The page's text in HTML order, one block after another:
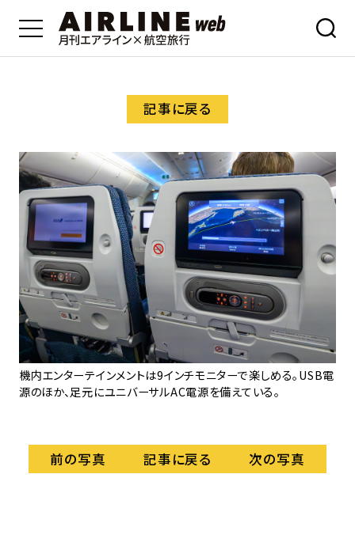
記事に戻る
機内エンターテインメントは9インチモニターで楽しめる。USB電
源のほか、足元にユニバーサルAC電源を備えている。
前の写真 記事に戻る 次の写真